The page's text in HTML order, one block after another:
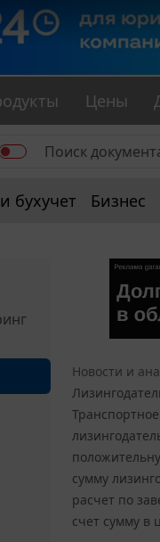
Цены
бухучет Бизнес
Новости и
сумму
расчет по
счет сумму в